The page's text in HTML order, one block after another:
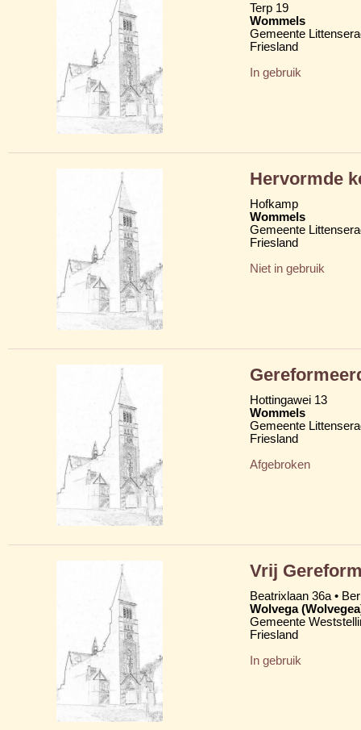
Terp 19
Wommels
Gemeente
Friesland
In gebruik
Hervormde
Hofkamp
Wommels
Gemeente
Friesland
Niet in gebruik
Hottingawei 13
Wommels
Gemeente
Friesland
Afgebroken
Vrij
Beatrixlaan 36a •
Wolvega
Gemeente
Friesland
In gebruik